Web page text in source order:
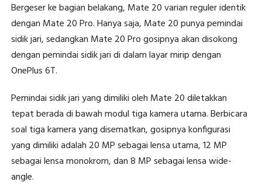
Bergeser ke bagian belakang, Mate 20 varian reguler identik
dengan Mate 20 Pro. Hanya saja, Mate 20 punya pemindai
sidik jari, sedangkan Mate 20 Pro gosipnya akan disokong
dengan pemindai sidik jari di dalam layar mirip dengan
OnePlus 6T.
Pemindai sidik jari yang dimiliki oleh Mate 20 diletakkan
tepat berada di bawah modul tiga kamera utama. Berbicara
soal tiga kamera yang disematkan, gosipnya konfigurasi
yang dimiliki adalah 20 MP sebagai lensa utama, 12 MP
sebagai lensa monokrom, dan 8 MP sebagai lensa wide-
angle.